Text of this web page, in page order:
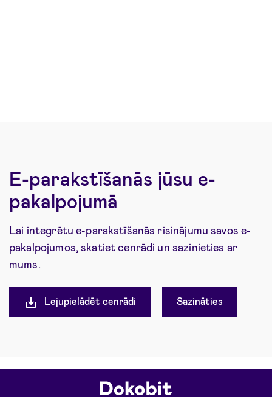
E-parakstīšanās jūsu e-
pakalpojumā
Lai integrētu e-parakstīšanās risinājumu savos e-
pakalpojumos, skatiet cenrādi un sazinieties ar
mums.
Lejupielādēt cenrādi Sazināties